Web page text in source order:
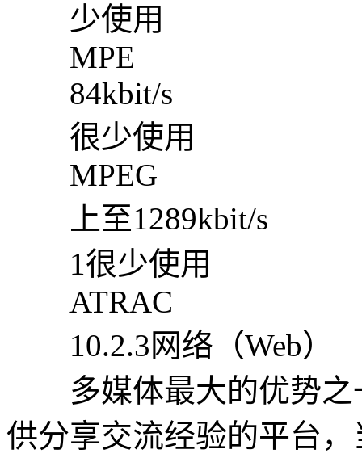
少使用
MPE
84kbit/s
很少使用
MPEG
上至1289kbit/s
1很少使用
ATRAC
10.2.3网络（Web）
多媒体最大的优势之
供分享交流经验的平台